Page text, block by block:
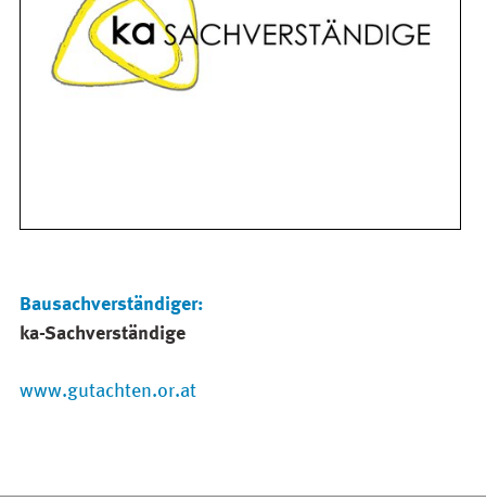
Bausachverständiger:
ka-Sachverständige
www.gutachten.or.at